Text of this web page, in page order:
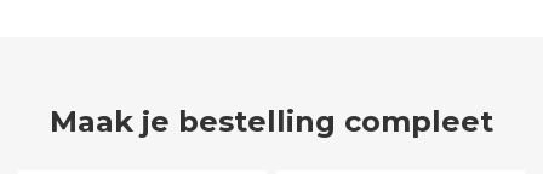
Maak je bestelling compleet